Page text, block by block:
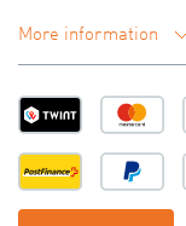
More information